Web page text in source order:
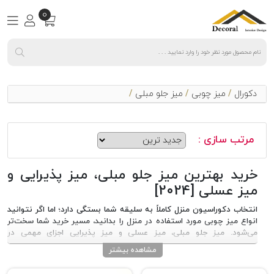
0
دکورال / میز چوبی / میز جلو مبلی /
مرتب سازی :
خرید بهترین میز جلو مبلی، میز پذیرایی و
میز عسلی [2024]
انتخاب دکوراسیون منزل کاملاً به سلیقه شما بستگی دارد؛ اما اگر نتوانید
انواع میز چوبی مورد استفاده در منزل را بدانید، مسیر خرید شما سخت‌تر
می‌شود. میز جلو مبلی، میز عسلی و میز پذیرایی اجزای مهمی در
دکوراسیون داخلی هستند که علاوه بر زیبایی، برای قرار دادن وسایل مختلف
کاربرد دارند. این میزها در انواع متریال و طراحی‌ها موجود هستند و انتخاب
مشاهده بیشتر